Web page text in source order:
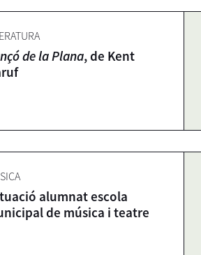
de la Plana, de Kent
alumnat escola
de música i teatre